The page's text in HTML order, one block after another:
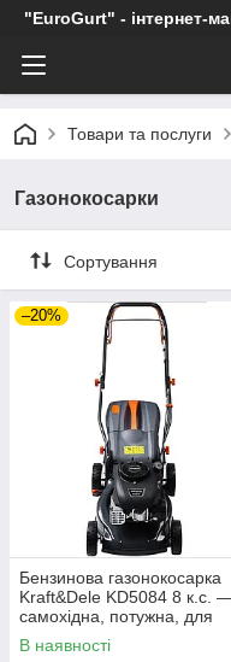
"EuroGurt" - інтернет-
Товари та послуги
Газонокосарки
Сортування
–20%
Бензинова газонокосарка
Kraft&Dele KD5084 8 к.с.
самохідна, потужна, для
газону та ділянки
В наявності